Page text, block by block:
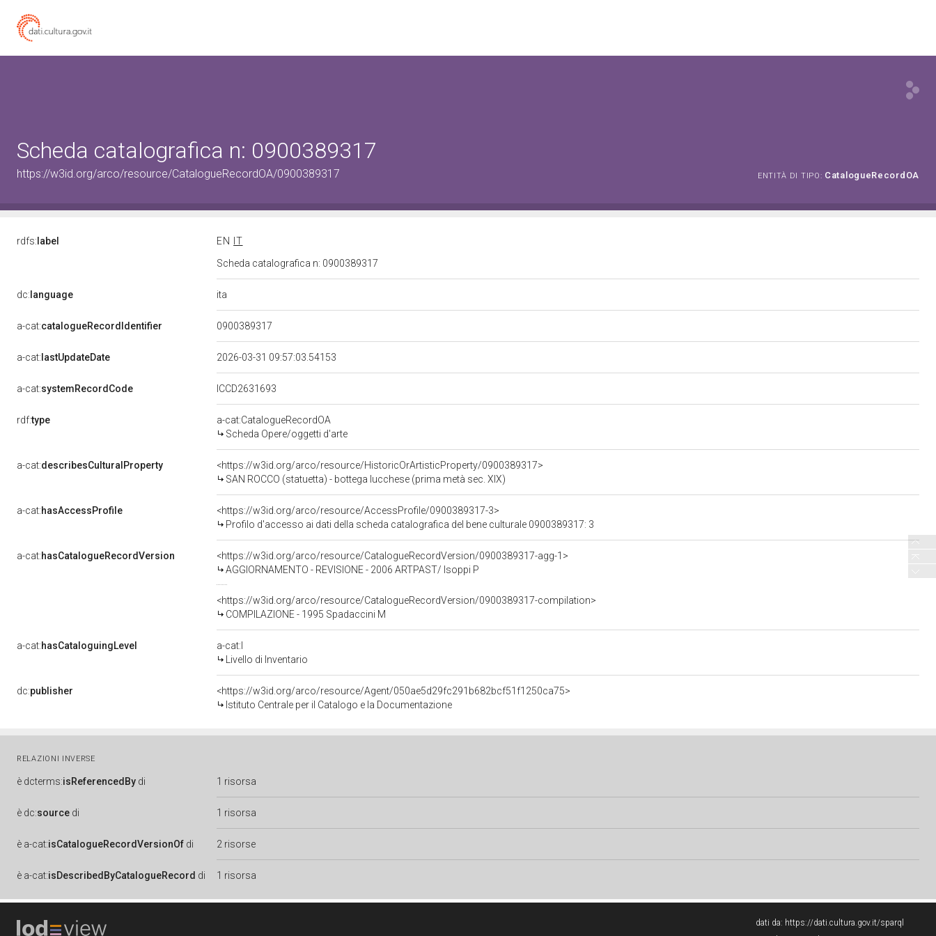
Scheda catalografica n: 0900389317
https://w3id.org/arco/resource/CatalogueRecordOA/0900389317 ENTITÀ DI TIPO: CatalogueRecordOA
rdfs: label EN
IT
Scheda catalografica n: 0900389317
dc: language ita
a-cat:catalogueRecordIdentifier 0900389317
a-cat: lastUpdateDate 2026-03-31 09:57:03.54153
a-cat:systemRecordCode ICCD2631693
rdf:type
a-cat:CatalogueRecordOA
Scheda Opere/oggetti d'arte
a-cat:describesCulturalProperty
<https://w3id.org/arco/resource/HistoricOrArtisticProperty/0900389317>
SAN ROCCO (statuetta) - bottega lucchese (prima metà sec. XIX)
a-cat:hasAccessProfile
<https://w3id.org/arco/resource/AccessProfile/0900389317-3>
Profilo d'accesso ai dati della scheda catalografica del bene culturale 0900389317: 3
a-cat:hasCatalogueRecordVersion
<https://w3id.org/arco/resource/CatalogueRecordVersion/0900389317-agg-1>
AGGIORNAMENTO - REVISIONE - 2006 ARTPAST/ Isoppi P
<https://w3id.org/arco/resource/CatalogueRecordVersion/0900389317-compilation>
COMPILAZIONE - 1995 Spadaccini M
a-cat:hasCataloguingLevel
a-cat:I
Livello di Inventario
dc:publisher
<https://w3id.org/arco/resource/Agent/050ae5d29fc291b682bcf51f1250ca75>
Istituto Centrale per il Catalogo e la Documentazione
RELAZIONI INVERSE
è dcterms:isReferencedBy di 1 risorsa
è dc:source di 1 risorsa
è a-cat:isCatalogueRecordVersionOf di 2 risorse
è a-cat:isDescribedByCatalogueRecord di 1 risorsa
dati da: https://dati.cultura.gov.it/sparql